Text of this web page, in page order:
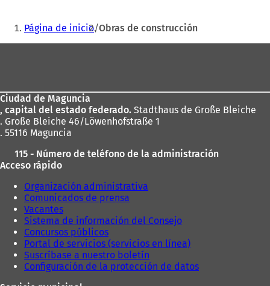
Estás
aquí:
Página de inicio Obras de construcción
pies
Ciudad de Maguncia
, capital del estado federado. Stadthaus de Große Bleiche
. Große Bleiche 46/Löwenhofstraße 1
. 55116 Maguncia
115 - Número de teléfono de la administración
Acceso rápido
Organización administrativa
Comunicados de prensa
Vacantes
Sistema de información del Consejo
Concursos públicos
Portal de servicios (servicios en línea)
Suscríbase a nuestro boletín
Configuración de la protección de datos